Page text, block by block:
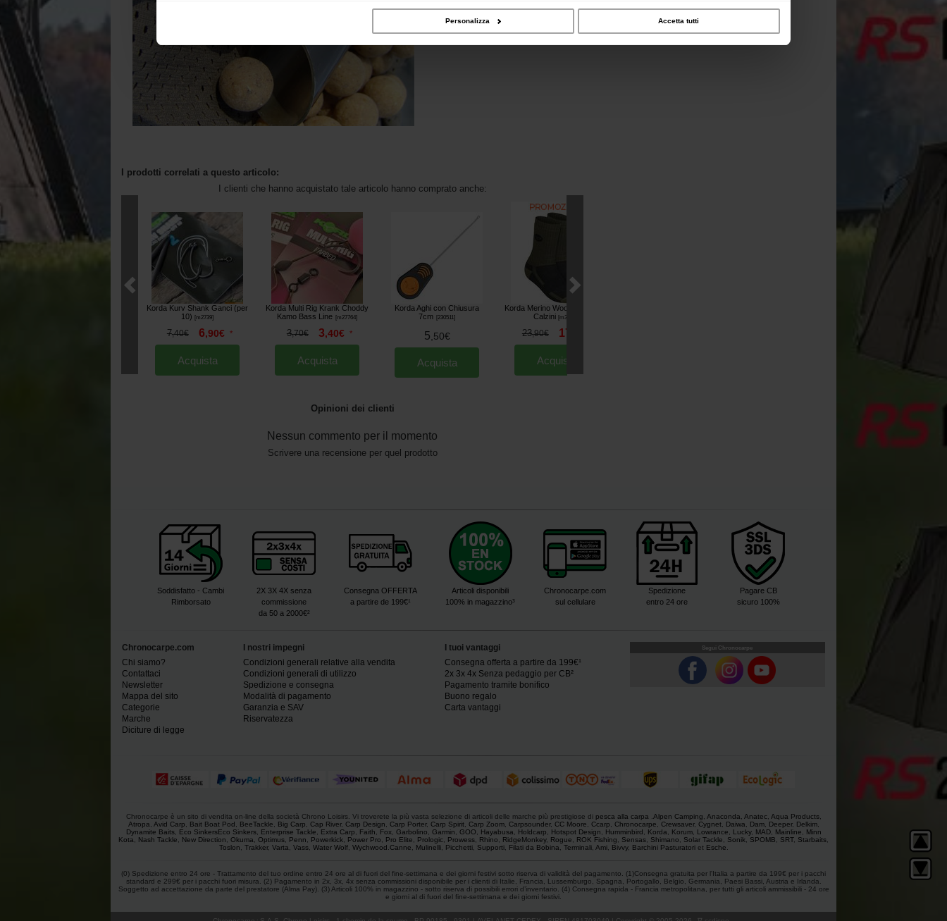
Personalizza Accetta tutti
I prodotti correlati a questo articolo:
I clienti che hanno acquistato tale articolo hanno comprato anche:
Korda Kurv Shank Ganci (per
10)
[m2739]
7,40€ 6,90€ *
Acquista
Korda Multi Rig Krank Choddy
Kamo Bass Line
m27764]
3,70€ 3,40€ *
Acquista
Korda Aghi con Chiusura
7cm
230511]
5 50€
Acquista
Korda Merino Wool Sock Olive
Calzini [m33399
23,90€ 17
Acquista
Opinioni dei clienti
Nessun commento per il momento
Scrivere una recensione per quel prodotto
Soddisfatto - Cambi
Rimborsato
2X 3X 4X senza
commissione
da 50 a 2000€²
Consegna OFFERTA
a partire de 199€¹
Articoli disponibili
100% in magazzino³
Chronocarpe.com
sul cellulare
Spedizione
entro 24 ore
Pagare CB
sicuro 100%
Chronocarpe.com
Chi siamo?
Contattaci
Newsletter
Mappa del sito
Categorie
Marche
Diciture di legge
I nostri impegni
Condizioni generali relative alla vendita
Condizioni generali di utilizzo
Spedizione e consegna
Modalità di pagamento
Garanzia e SAV
Riservatezza
I tuoi vantaggi
Consegna offerta a partire da 199€¹
2x 3x 4x Senza pedaggio per CB²
Pagamento tramite bonifico
Buono regalo
Carta vantaggi
Segui Chronocarpe
Chronocarpe è un sito di vendita on-line della società Chrono Loisirs. Vi troverete la più vasta selezione di articoli delle marche più prestigiose di pesca alla carpa Alpen Camping Anaconda Anatec Aqua Products,
Atropa Avid Carp Bait Boat Pod BeeTackle Big Carp Cap River, Carp Design Carp Porter, Carp Spirit, Carp Zoom, Carpsounder, CC Moore Ccarp Chronocarpe Crewsaver, Cygnet, Daiwa Dam, Deeper, Delkim,
Dynamite Baits, Eco SinkersEco Sinkers, Enterprise Tackle Extra Carp Faith Fox, Garbolino Garmin GOO Hayabusa Holdcarp Hotspot Design Humminbird Korda Korum, Lowrance Lucky, MAD, Mainline
Minn
Kota
Nash Tackle New Direction Okuma Optimus Penn Powerkick Power Pro Pro Elite Prologic Prowess Rhino RidgeMonkey, Rogue ROK Fishing Sensas Shimano Solar Tackle Sonik SPOMB SRT, Starbaits
Toslon
Trakker, Varta Vass, Water Wolf, Wychwood Canne Mulinelli, Picchetti, Supporti, Filati da Bobina Terminali, Ami, Bivvy, Barchini Pasturatoriet Esche
(0) Spedizione entro 24 ore - Trattamento del tuo ordine entro 24 ore al di fuori del fine-settimana e dei giorni festivi sotto riserva di validità del pagamento. (1)Consegna gratuita per l'Italia a partire da 199€ per i pacchi
standard e 299€ per i pacchi fuori misura. (2) Pagamento in 2x, 3x, 4x senza commissioni disponibile per i clienti di Italie, Francia, Lussemburgo, Spagna, Portogallo, Belgio, Germania, Paesi Bassi, Austria e Irlanda.
Soggetto ad accettazione da parte del prestatore (Alma Pay). (3) Articoli 100% in magazzino - sotto riserva di possibili errori d’inventario. (4) Consegna rapida - Francia metropolitana, per tutti gli articoli ammissibili - 24 ore
e giorni al di fuori del fine-settimana e dei giorni festivi.